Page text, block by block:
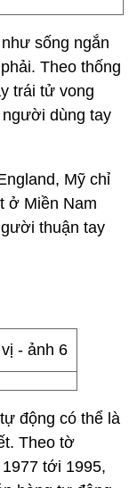
sống ngắn
Theo thống
trái tử vong
dùng tay
Mỹ chỉ
ở Miền Nam
thuận tay
động có thể là
Theo tờ
tới 1995,